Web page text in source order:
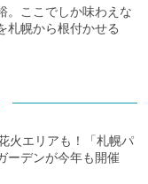
。ここでしか味わえな
札幌から根付かせる
火エリアも！「札幌パ
ーデンが今年も開催